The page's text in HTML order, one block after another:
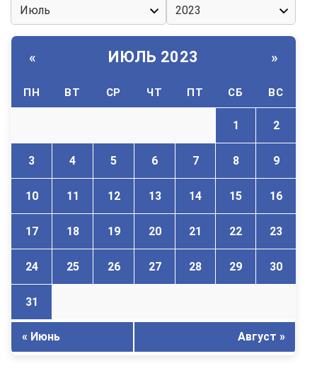
« ИЮЛЬ 2023 »
ПН ВТ СР ЧТ ПТ СБ ВС
1 2
3 4 5 6 7 8 9
10 11 12 13 14 15 16
17 18 19 20 21 22 23
24 25 26 27 28 29 30
31
« Июнь Август »